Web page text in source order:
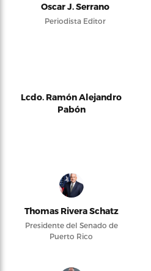
Oscar J. Serrano
Periodista Editor
Lcdo. Ramón Alejandro
Pabón
Thomas Rivera Schatz
Presidente del Senado de
Puerto Rico